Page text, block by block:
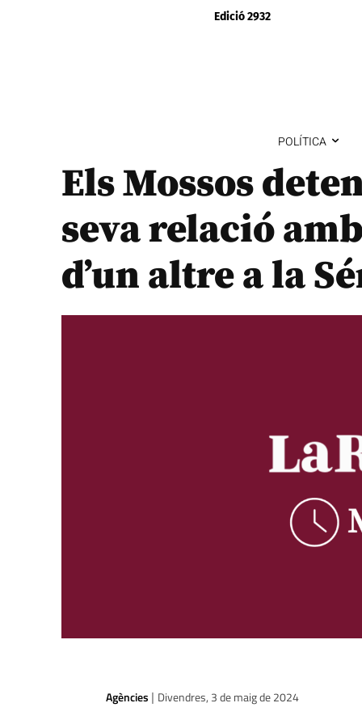
Edició 2932
POLÍTICA
Els Mossos
seva relació
d’un altre a la
Agències | Divendres, 3 de maig de 2024